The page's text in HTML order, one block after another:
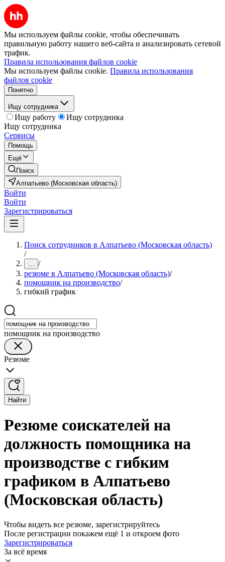
Мы используем файлы cookie, чтобы обеспечивать
правильную работу нашего веб-сайта и анализировать сетевой
трафик.
Правила использования файлов cookie
Мы используем файлы cookie. Правила использования
файлов cookie
Понятно
Ищу сотрудника
Ищу работу
Ищу сотрудника
Ищу сотрудника
Сервисы
Помощь
Ещё
Поиск
Алпатьево (Московская область)
Войти
Войти
Зарегистрироваться
Поиск сотрудников в Алпатьево (Московская область)
/
... /
резюме в Алпатьево (Московская область)/
помощник на производство/
гибкий график
помощник на производство
Резюме
Найти
Резюме соискателей на
должность помощника на
производстве с гибким
графиком в Алпатьево
(Московская область)
Чтобы видеть все резюме, зарегистрируйтесь
После регистрации покажем ещё 1 и откроем фото
Зарегистрироваться
За всё время